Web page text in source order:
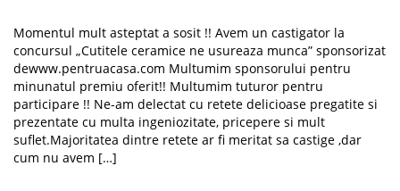
Momentul mult asteptat a sosit !! Avem un castigator la
concursul „Cutitele ceramice ne usureaza munca” sponsorizat
dewww.pentruacasa.com Multumim sponsorului pentru
minunatul premiu oferit!! Multumim tuturor pentru
participare !! Ne-am delectat cu retete delicioase pregatite si
prezentate cu multa ingeniozitate, pricepere si mult
suflet.Majoritatea dintre retete ar fi meritat sa castige ,dar
cum nu avem […]